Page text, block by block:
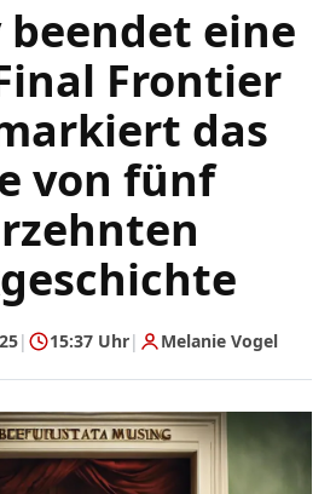
beendet eine
Frontier
das
von fünf
| 15:37 Uhr| Melanie Vogel